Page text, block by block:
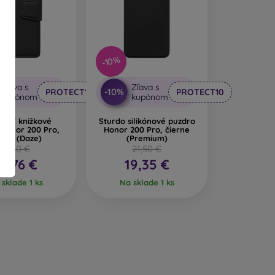
mobil zaujímavý dizajn. Nevýhodou pri páde
z recyklovaných materiálov, takže sa v
vyrobených z rôznych materiálov. Stačí si
Zľava s
kupónom
PROTECT10
knižkové
Honor 200 Pro,
(Daze)
17,50 €
15,76 €
sklade 1 ks
-10%
-10%
Zľava s
kupónom
PROTECT10
Sturdo silikónové puzdro
Honor 200 Pro, čierne
(Premium)
21,50 €
19,35 €
Na sklade 1 ks